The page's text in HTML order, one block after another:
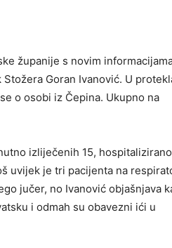
županije s novim
Goran Ivanović. U
o osobi iz Čepina. Ukupno na
izliječenih 15,
uvijek je tri pacijenta na
jučer, no Ivanović objašnjava
i odmah su obavezni ići u